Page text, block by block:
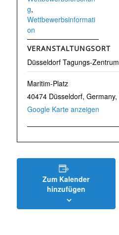
g,
Wettbewerbsinformati
on
VERANSTALTUNGSORT
Düsseldorf Tagungs-Zentrum
Maritim-Platz
40474 Düsseldorf, Germany,
Google Karte anzeigen
Zum Kalender
hinzufügen